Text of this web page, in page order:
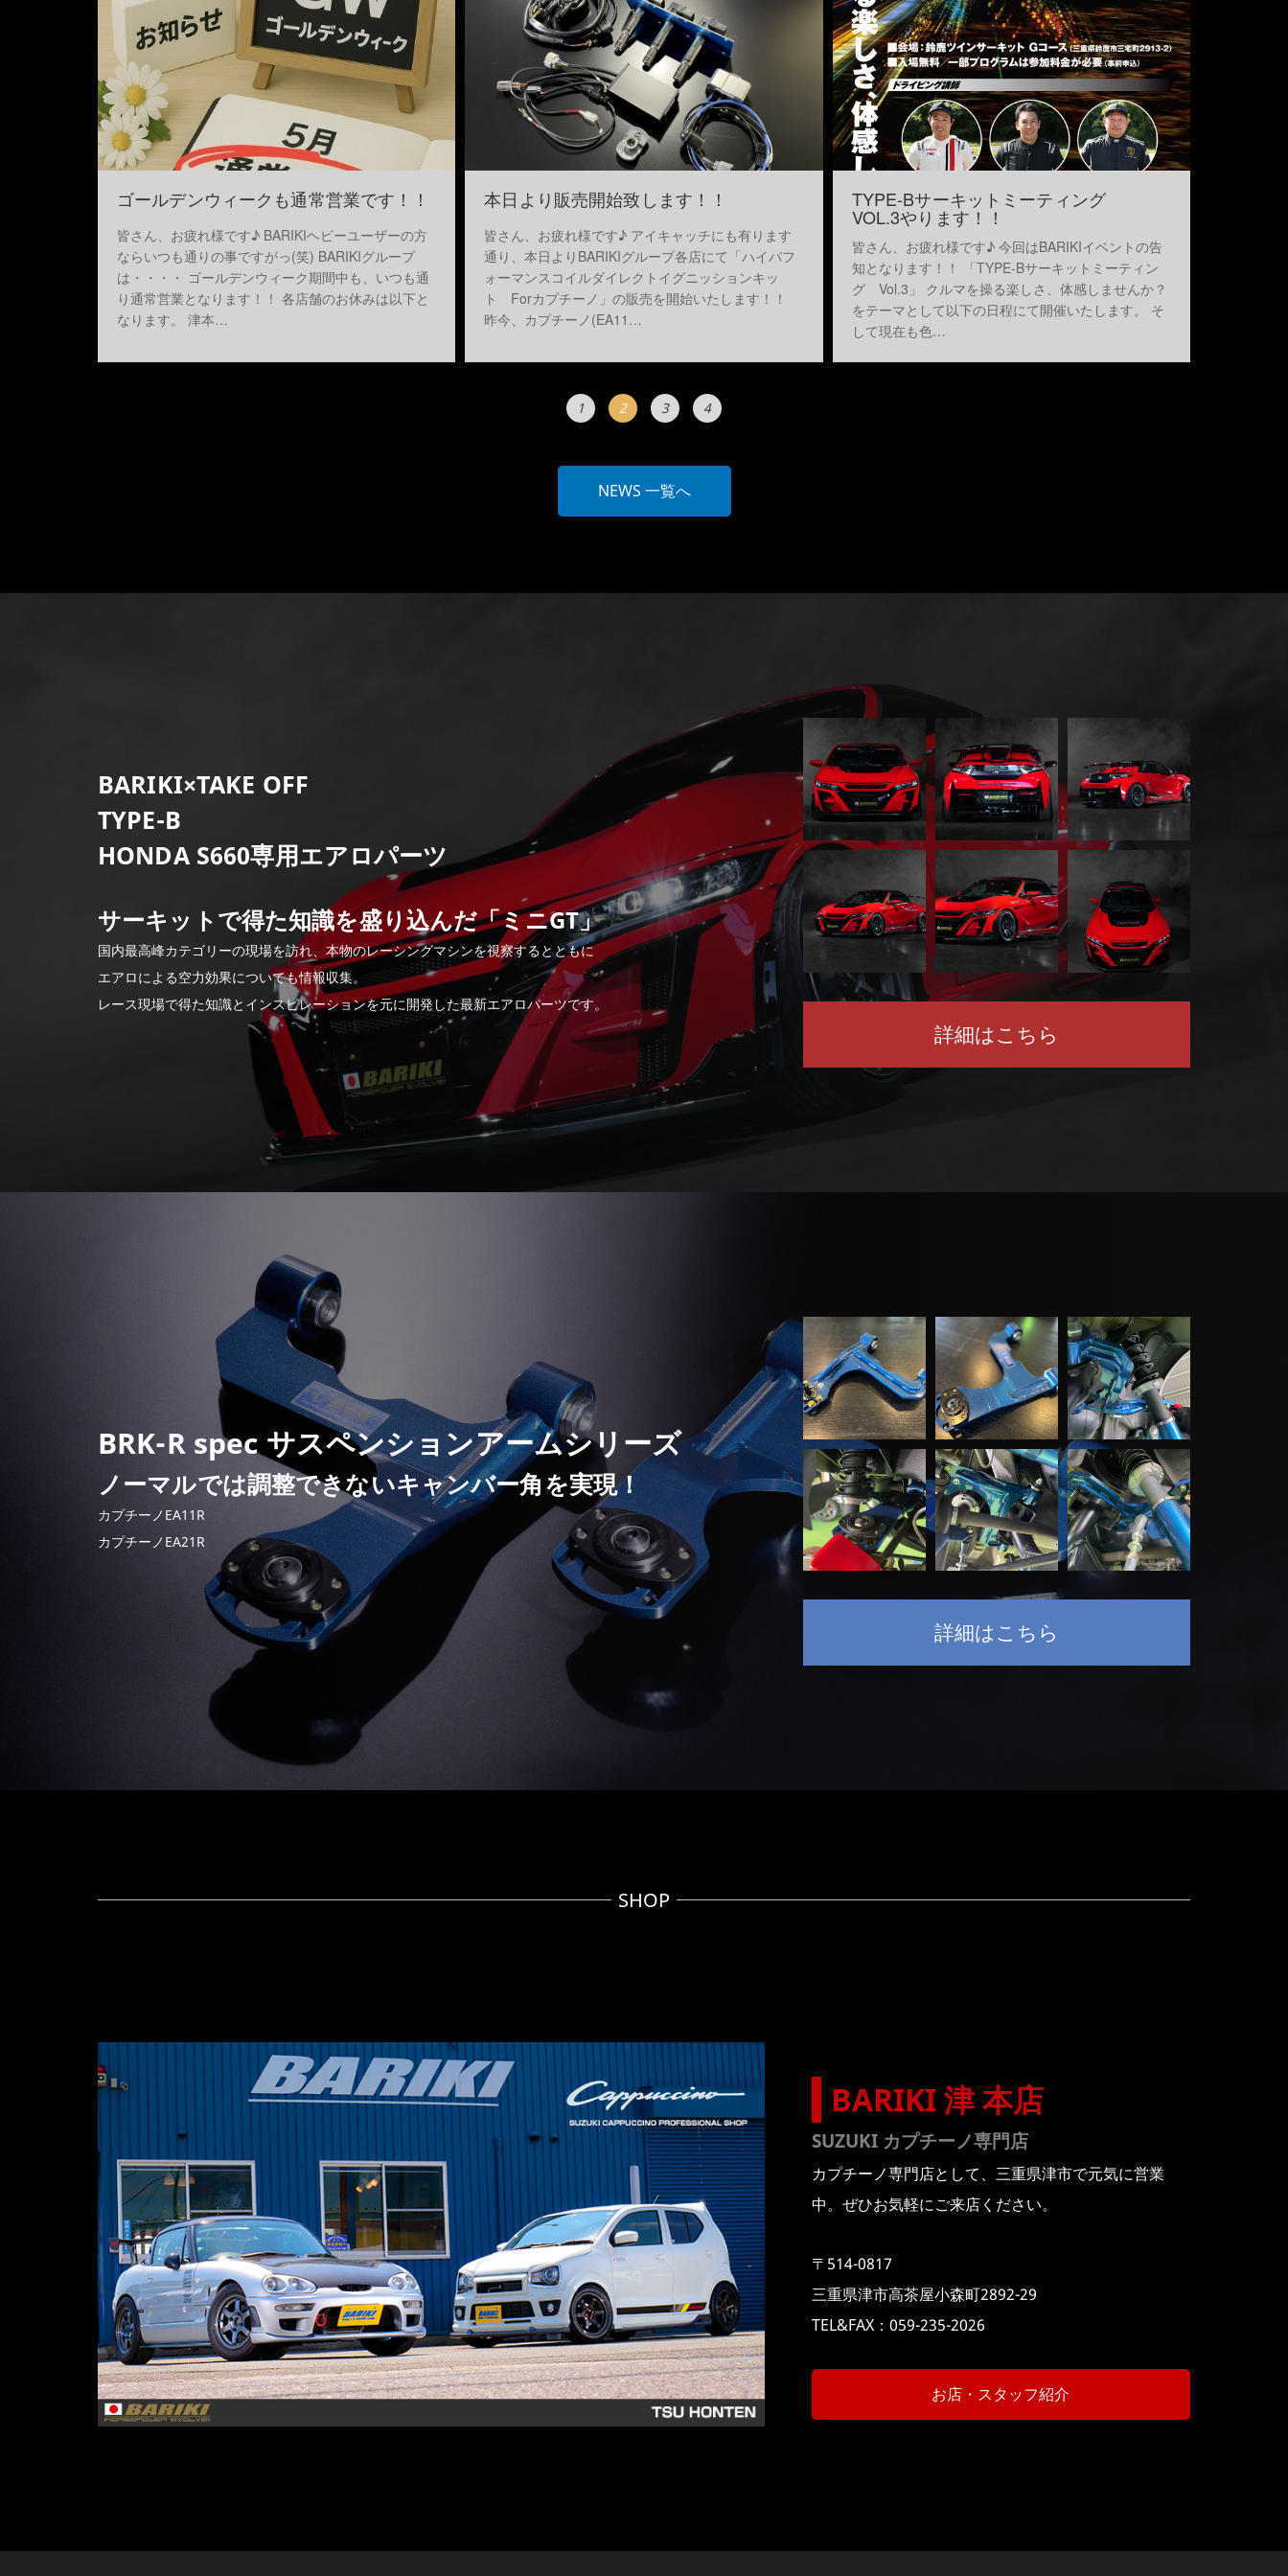
ゴールデンウィークも通常営業です！！
皆さん、お疲れ様です♪ BARIKIヘビーユーザーの方
ならいつも通りの事ですがっ(笑) BARIKIグループ
は・・・・ ゴールデンウィーク期間中も、いつも通
り通常営業となります！！ 各店舗のお休みは以下と
なります。 津本…
本日より販売開始致します！！
皆さん、お疲れ様です♪ アイキャッチにも有ります
通り、本日よりBARIKIグループ各店にて「ハイパフ
ォーマンスコイルダイレクトイグニッションキッ
ト Forカプチーノ」の販売を開始いたします！！
昨今、カプチーノ(EA11…
TYPE-Bサーキットミーティング
VOL.3やります！！
皆さん、お疲れ様です♪ 今回はBARIKIイベントの告
知となります！！ 「TYPE-Bサーキットミーティン
グ Vol.3」 クルマを操る楽しさ、体感しませんか？
をテーマとして以下の日程にて開催いたします。 そ
して現在も色…
1 2 3 4
NEWS 一覧へ
BARIKI×TAKE OFF
TYPE-B
HONDA S660専用エアロパーツ
サーキットで得た知識を盛り込んだ「ミニGT」
国内最高峰カテゴリーの現場を訪れ、本物のレーシングマシンを視察するとともに
エアロによる空力効果についても情報収集。
レース現場で得た知識とインスピレーションを元に開発した最新エアロパーツです。
詳細はこちら
BRK-R spec サスペンションアームシリーズ
ノーマルでは調整できないキャンバー角を実現！
カプチーノEA11R
カプチーノEA21R
詳細はこちら
SHOP
BARIKI津 本店
SUZUKI カプチーノ専門店
カプチーノ専門店として、三重県津市で元気に営業
中。ぜひお気軽にご来店ください。
〒514-0817
三重県津市高茶屋小森町2892-29
TEL&FAX：059-235-2026
お店・スタッフ紹介